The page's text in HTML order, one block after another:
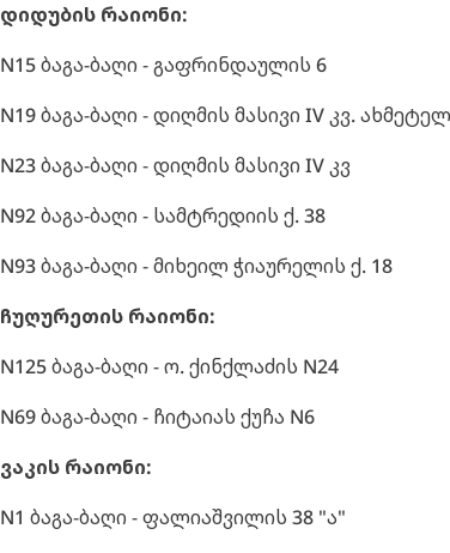
დიდუბის რაიონი:
N15 ბაგა-ბაღი - გაფრინდაულის 6
N19 ბაგა-ბაღი - დიღმის მასივი IV კვ.
N23 ბაგა-ბაღი - დიღმის მასივი IV კვ
N92 ბაგა-ბაღი - სამტრედიის ქ. 38
N93 ბაგა-ბაღი - მიხეილ ჭიაურელის ქ. 18
ჩუღურეთის რაიონი:
N125 ბაგა-ბაღი - ო. ქინქლაძის N24
N69 ბაგა-ბაღი - ჩიტაიას ქუჩა N6
ვაკის რაიონი:
N1 ბაგა-ბაღი - ფალიაშვილის 38 "ა"